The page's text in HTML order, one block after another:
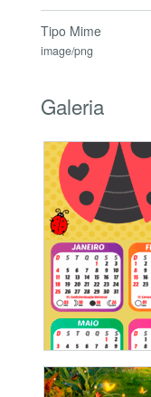
Tipo Mime
image/png
Galeria